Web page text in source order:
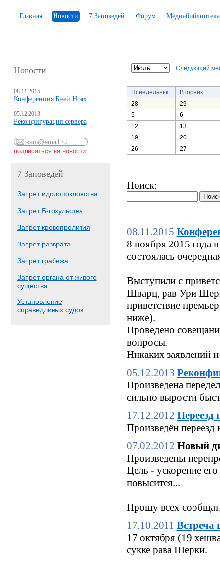
Главная Новости 7 Заповедей Форум Медиабиблиотека
Новости
08.11.2015
Конференция Бней Ноах
05.12.2013
Реконфигурация сервера
7 Заповедей
Запрет идолопоклонства
Запрет Б-гохульства
Запрет кровопролития
Запрет разврата
Запрет грабежа
Запрет органа от живого
существа
Установление
справедливых судов
Следующий
Понедельник
Вторник
28
29
5
6
12
13
19
20
26
27
Поиск:
08.11.2015
8 ноября 2015 года
состоялась
Выступили с
Шварц, рав Ури
приветствие
ниже).
Проведено
вопросы.
Никаких заявлений
05.12.2013
Произведена
сильно вырости
17.12.2012 Переезд
Произведён переезд
07.02.2012 Новый
Произведены
Цель - ускорение
повысится...
Прошу всех
17.10.2011 Встреча
17 октября (19
сукке рава Шерки.